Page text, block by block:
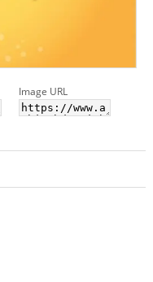
Image URL